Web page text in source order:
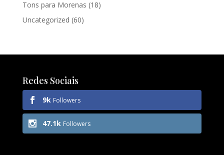
Tons para Morenas (18)
Uncategorized (60)
Redes Sociais
9k Followers
47.1k Followers